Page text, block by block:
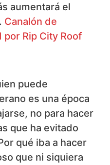
aumentará el
Canalón de
Rip City Roof
puede
es una época
no para hacer
que ha evitado
qué iba a hacer
que ni siquiera